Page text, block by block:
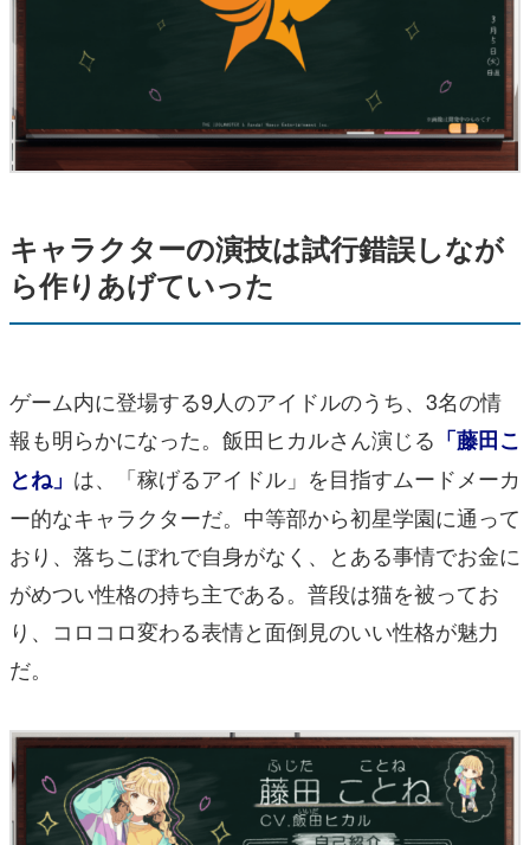
キャラクターの演技は試行錯誤しなが
ら作りあげていった
ゲーム内に登場する9人のアイドルのうち、3名の情
報も明らかになった。飯田ヒカルさん演じる 「藤田こ
とね」 は、「稼げるアイドル」を目指すムードメーカ
ー的なキャラクターだ。中等部から初星学園に通って
おり、落ちこぼれで自身がなく、とある事情でお金に
がめつい性格の持ち主である。普段は猫を被ってお
り、コロコロ変わる表情と面倒見のいい性格が魅力
だ。